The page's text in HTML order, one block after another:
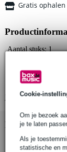
Cookie-
Om je bezoek
je te laten
Als je
statistische en
Gratis
Aantal stuks: 1
roll pins
Kleur: Gepolijst
Bekijk alle
Bekijk ook